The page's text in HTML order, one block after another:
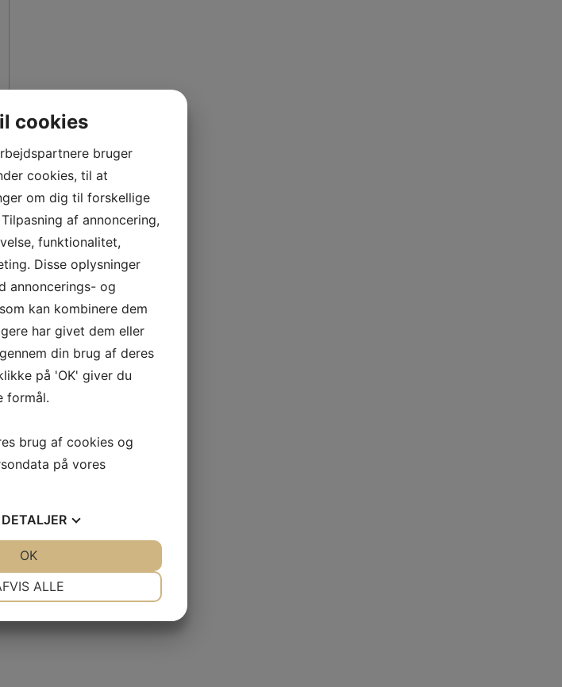
Fr
De
cookies
bruger
cookies, til at
om dig til forskellige
af annoncering,
funktionalitet,
Disse oplysninger
annoncerings- og
kan kombinere dem
har givet dem eller
din brug af deres
på 'OK' giver du
formål.
brug af cookies og
på vores
DETALJER
ALLE
OK